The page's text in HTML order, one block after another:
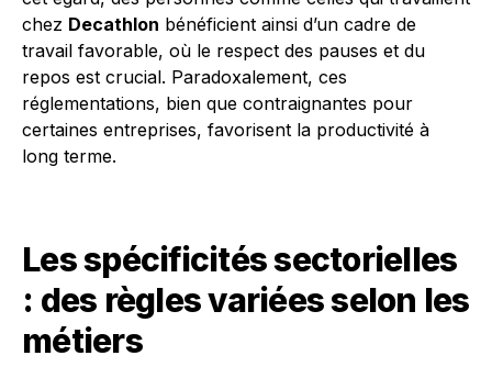
chez Decathlon bénéficient ainsi d’un cadre de
travail favorable, où le respect des pauses et du
repos est crucial. Paradoxalement, ces
réglementations, bien que contraignantes pour
certaines entreprises, favorisent la productivité à
long terme.
Les spécificités sectorielles
: des règles variées selon les
métiers